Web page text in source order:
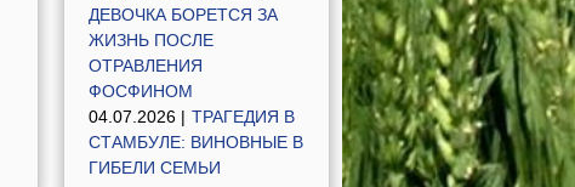
ДЕВОЧКА БОРЕТСЯ ЗА
ЖИЗНЬ ПОСЛЕ
ОТРАВЛЕНИЯ
ФОСФИНОМ
04.07.2026 | ТРАГЕДИЯ В
СТАМБУЛЕ: ВИНОВНЫЕ В
ГИБЕЛИ СЕМЬИ